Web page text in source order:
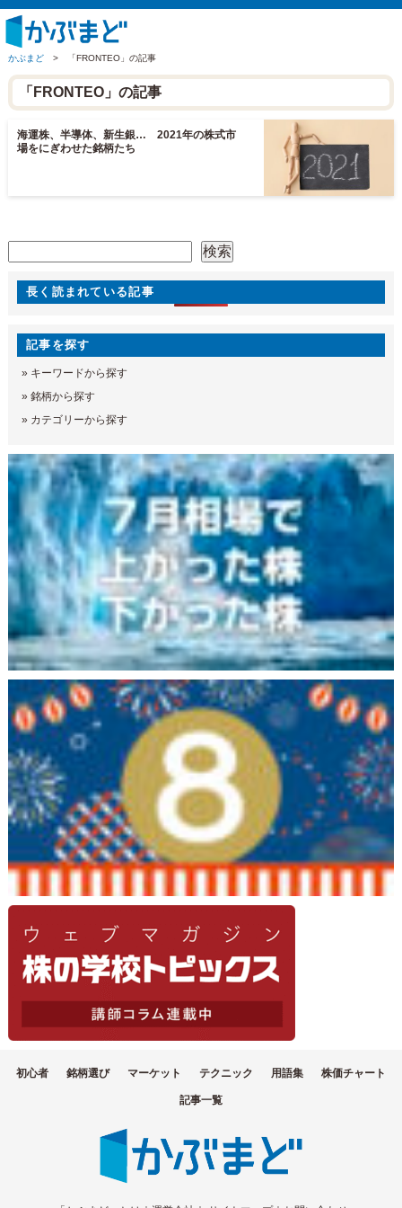
かぶまど > 「FRONTEO」の記事
「FRONTEO」の記事
海運株、半導体、新生銀… 2021年の株式市
場をにぎわせた銘柄たち
検索
長く読まれている記事
記事を探す
» キーワードから探す
» 銘柄から探す
» カテゴリーから探す
初心者 銘柄選び マーケット テクニック 用語集 株価チャート
記事一覧